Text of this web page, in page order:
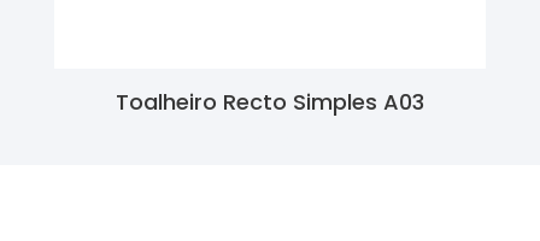
Toalheiro Recto Simples A03